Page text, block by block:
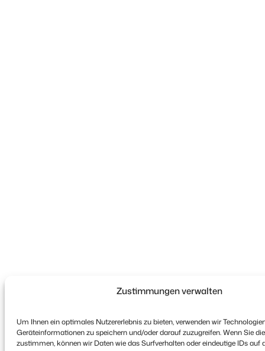
Zustimmungen verwalten
Um Ihnen ein optimales Nutzererlebnis zu bieten, verwenden wir
Geräteinformationen zu speichern und/oder darauf zuzugreifen. Wenn Sie
zustimmen, können wir Daten wie das Surfverhalten oder eindeutige IDs auf